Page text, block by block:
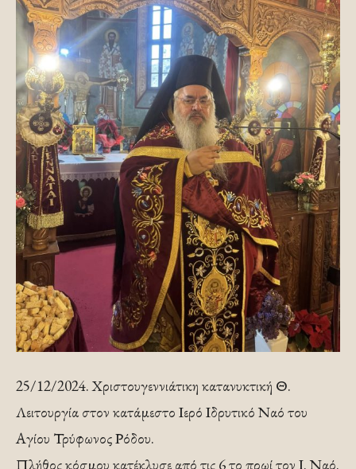
25/12/2024. Χριστουγεννιάτικη κατανυκτική Θ.
Λειτουργία στον κατάμεστο Ιερό Ιδρυτικό Ναό του
Αγίου Τρύφωνος Ρόδου.
Πλήθος κόσμου κατέκλυσε από τις 6 το πρωί τον Ι. Ναό.